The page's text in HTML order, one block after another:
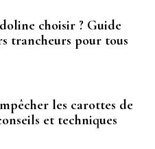
choisir ? Guide
trancheurs pour tous
les carottes de
et techniques